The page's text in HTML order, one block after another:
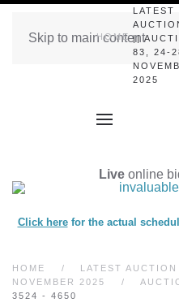
Skip to main content
HOME
LATEST
||
83, 24-
2025
Live online
Click herefor the actual
HOME
LATEST
NOVEMBER 2025
3524 - 4650